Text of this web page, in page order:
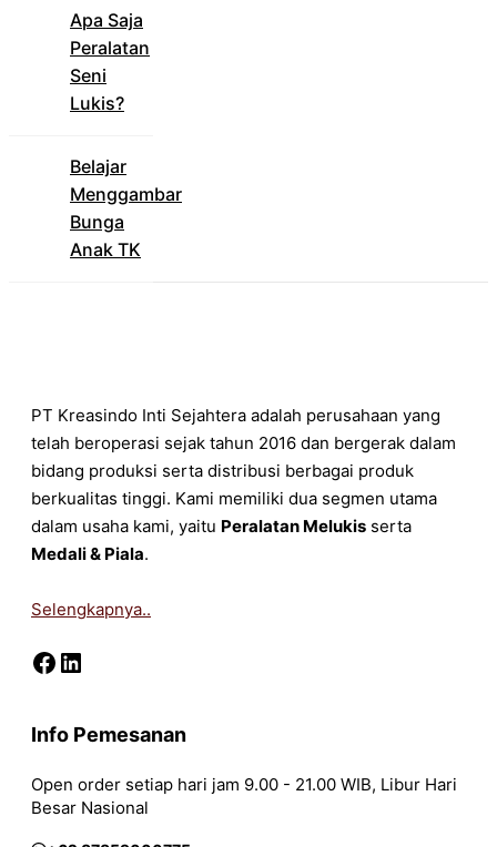
Apa Saja
Peralatan
Seni
Lukis?
Belajar
Menggambar
Bunga
Anak TK
PT Kreasindo Inti Sejahtera adalah perusahaan yang
telah beroperasi sejak tahun 2016 dan bergerak dalam
bidang produksi serta distribusi berbagai produk
berkualitas tinggi. Kami memiliki dua segmen utama
dalam usaha kami, yaitu Peralatan Melukis serta
Medali & Piala.
Selengkapnya..
Facebook LinkedIn
Info Pemesanan
Open order setiap hari jam 9.00 - 21.00 WIB, Libur Hari
Besar Nasional